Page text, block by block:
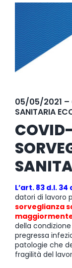
Ingrandisci
immagine
05/05/2021 –
SANITARIA
L’art. 83 d.l.
datori di lavoro
sorveglianza
della
pregressa
patologie che
fragilità del